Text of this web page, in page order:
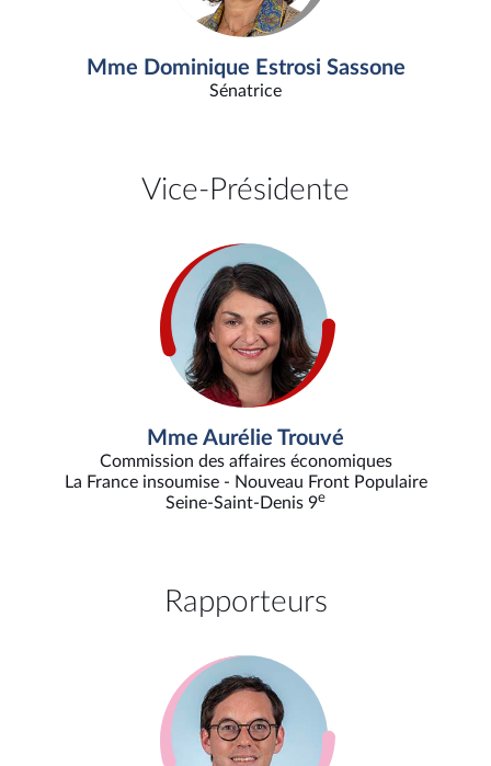
Mme Dominique Estrosi Sassone
Sénatrice
Vice-Présidente
Mme Aurélie Trouvé
Commission des affaires économiques
La France insoumise - Nouveau Front Populaire
Seine-Saint-Denis 9e
Rapporteurs